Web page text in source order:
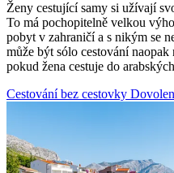
Ženy cestující samy si užívají
To má pochopitelně velkou
pobyt v zahraničí a s nikým se
může být sólo cestování naopak
pokud žena cestuje do
Cestování bez cestovky